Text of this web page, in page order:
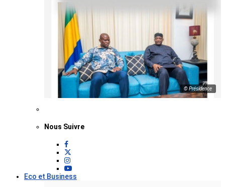
© Présidence
Nous Suivre
Eco et Business